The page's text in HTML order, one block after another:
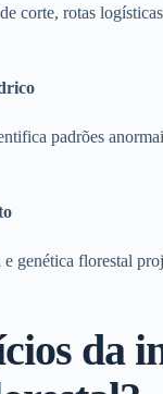
corte, rotas
padrões
genética florestal
da